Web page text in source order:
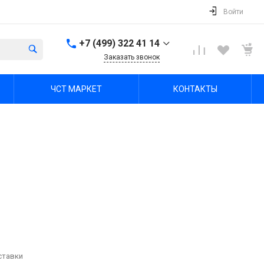
Войти
+7 (499) 322 41 14
г. Тула, Октябрьская ул,
Заказать звонок
ЧСТ МАРКЕТ КОНТАКТЫ